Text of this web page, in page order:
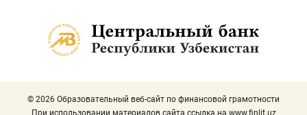
© 2026 Образовательный веб-сайт по финансовой грамотности